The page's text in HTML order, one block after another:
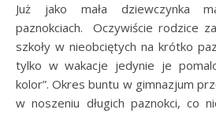
Już jako mała dziewczynka marzyłam od długich
paznokciach. Oczywiście rodzice
szkoły w nieobciętych na krótko
tylko w wakacje jedynie je
kolor”. Okres buntu w gimnazjum
w noszeniu długich paznokci, co